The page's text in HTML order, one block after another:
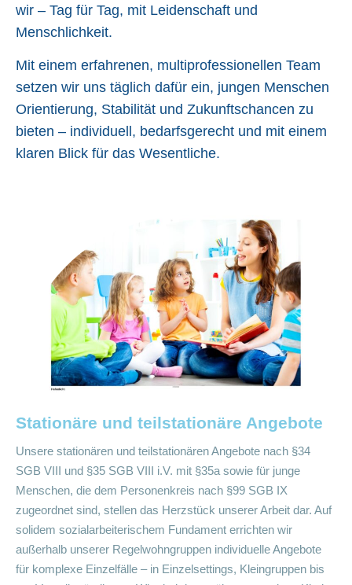
wir – Tag für Tag, mit Leidenschaft und
Menschlichkeit.
Mit einem erfahrenen, multiprofessionellen Team
setzen wir uns täglich dafür ein, jungen Menschen
Orientierung, Stabilität und Zukunftschancen zu
bieten – individuell, bedarfsgerecht und mit einem
klaren Blick für das Wesentliche.
Stationäre und teilstationäre Angebote
Unsere stationären und teilstationären Angebote nach §34
SGB VIII und §35 SGB VIII i.V. mit §35a sowie für junge
Menschen, die dem Personenkreis nach §99 SGB IX
zugeordnet sind, stellen das Herzstück unserer Arbeit dar. Auf
solidem sozialarbeiterischem Fundament errichten wir
außerhalb unserer Regelwohngruppen individuelle Angebote
für komplexe Einzelfälle – in Einzelsettings, Kleingruppen bis